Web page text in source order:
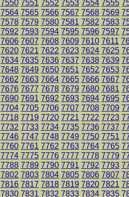
7550 7551 7552 7553 7554 7555
7564 7565 7566 7567 7568 7569
7578 7579 7580 7581 7582 7583
7592 7593 7594 7595 7596 7597
7606 7607 7608 7609 7610 7611
7620 7621 7622 7623 7624 7625
7634 7635 7636 7637 7638 7639
7648 7649 7650 7651 7652 7653
7662 7663 7664 7665 7666 7667
7676 7677 7678 7679 7680 7681
7690 7691 7692 7693 7694 7695
7704 7705 7706 7707 7708 7709
7718 7719 7720 7721 7722 7723
7732 7733 7734 7735 7736 7737
7746 7747 7748 7749 7750 7751
7760 7761 7762 7763 7764 7765
7774 7775 7776 7777 7778 7779
7788 7789 7790 7791 7792 7793
7802 7803 7804 7805 7806 7807
7816 7817 7818 7819 7820 7821
7830 7831 7832 7833 7834 7835